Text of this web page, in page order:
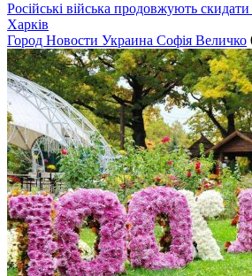
Російські війська продовжують
Харків
Город Новости Украина Софія Величко